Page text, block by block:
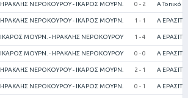
ΗΡΑΚΛΗΣ ΝΕΡΟΚΟΥΡΟΥ - ΙΚΑΡΟΣ ΜΟΥΡΝ. 0 - 2 Α Τοπικό
ΗΡΑΚΛΗΣ ΝΕΡΟΚΟΥΡΟΥ - ΙΚΑΡΟΣ ΜΟΥΡΝ. 1 - 1 Α
ΙΚΑΡΟΣ ΜΟΥΡΝ. - ΗΡΑΚΛΗΣ ΝΕΡΟΚΟΥΡΟΥ 1 - 4 Α
ΙΚΑΡΟΣ ΜΟΥΡΝ. - ΗΡΑΚΛΗΣ ΝΕΡΟΚΟΥΡΟΥ 0 - 0 Α
ΗΡΑΚΛΗΣ ΝΕΡΟΚΟΥΡΟΥ - ΙΚΑΡΟΣ ΜΟΥΡΝ. 2 - 1 Α
ΗΡΑΚΛΗΣ ΝΕΡΟΚΟΥΡΟΥ - ΙΚΑΡΟΣ ΜΟΥΡΝ. 0 - 1 Α